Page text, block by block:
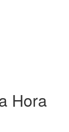
Hora